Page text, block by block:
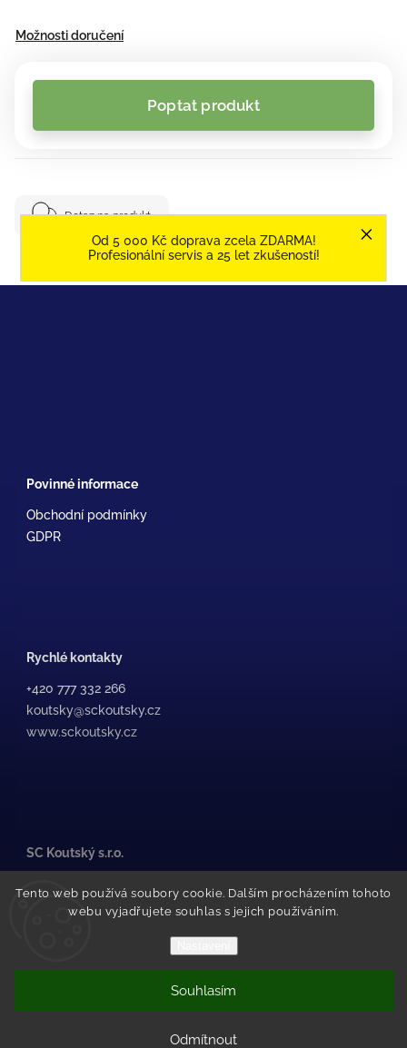
Tento web používá soubory cookie. Dalším procházením tohoto
webu vyjadřujete souhlas s jejich používáním.
Odmítnout
Souhlasím
Od 5 000 Kč doprava zcela ZDARMA!
Profesionální servis a 25 let zkušeností!
Možnosti doručení
Poptat produkt
Dotaz na produkt
Povinné informace
Obchodní podmínky
GDPR
Rychlé kontakty
+420 777 332 266
koutsky@sckoutsky.cz
www.sckoutsky.cz
SC Koutský s.r.o.
500 02 Hradec Králové
Pražské Předměstí
Vytvořil Shoptet